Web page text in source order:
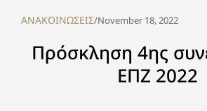
ΑΝΑΚΟΙΝΩΣΕΙΣ/November 18, 2022
Πρόσκληση 4ης
ΕΠΖ 2022